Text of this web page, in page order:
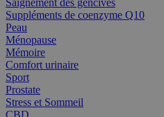
Saignement des gencives
Suppléments de coenzyme Q10
Peau
Ménopause
Mémoire
Comfort urinaire
Sport
Prostate
Stress et Sommeil